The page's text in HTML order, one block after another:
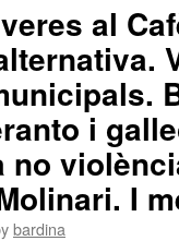
al
i
I
bardina